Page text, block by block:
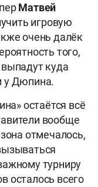
Матвей
игровую
очень далёк
того,
куда
у Дюпина.
остаётся всё
вообще
отмечалось,
турниру
осталось всего